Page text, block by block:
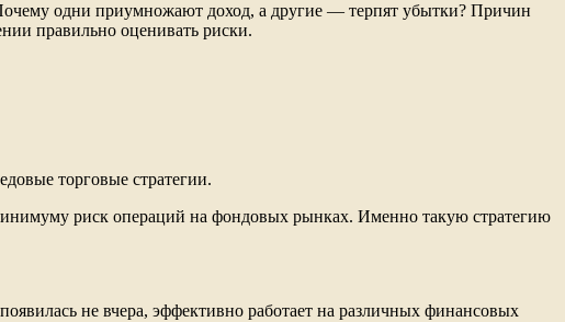
одни приумножают доход, а другие — терпят убытки? Причин
правильно оценивать риски.
торговые стратегии.
риск операций на фондовых рынках. Именно такую стратегию
не вчера, эффективно работает на различных финансовых